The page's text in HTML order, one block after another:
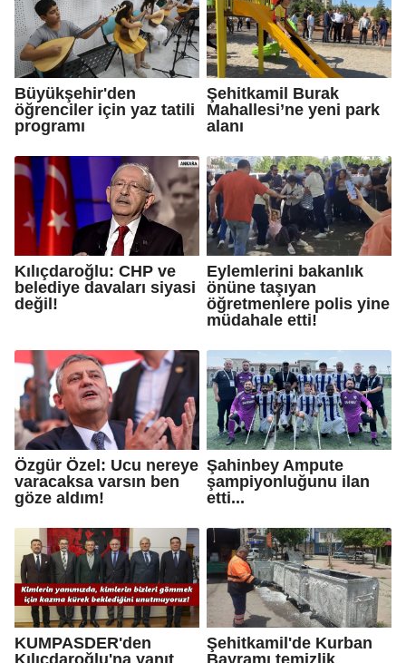
Büyükşehir'den
öğrenciler için yaz tatili
programı
Şehitkamil Burak
Mahallesi’ne yeni park
alanı
Kılıçdaroğlu: CHP ve
belediye davaları siyasi
değil!
Eylemlerini bakanlık
önüne taşıyan
öğretmenlere polis yine
müdahale etti!
Özgür Özel: Ucu nereye
varacaksa varsın ben
göze aldım!
Şahinbey Ampute
şampiyonluğunu ilan
etti...
KUMPASDER'den
Kılıçdaroğlu'na yanıt
Şehitkamil'de Kurban
Bayramı temizlik